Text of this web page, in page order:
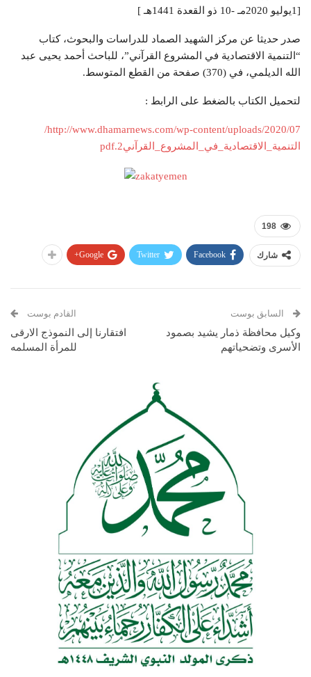
[1يوليو 2020مـ -10 ذو القعدة 1441هـ ]
صدر حديثا عن مركز الشهيد الصماد للدراسات والبحوث، كتاب
“التنمية الاقتصادية في المشروع القرآني”، للباحث أحمد يحيى عبد
الله الديلمي، في (370) صفحة من القطع المتوسط.
لتحميل الكتاب بالضغط على الرابط :
http://www.dhamarnews.com/wp-content/uploads/2020/07/
التنمية_الاقتصادية_في_المشروع_القرآني2.pdf
198
شارك Facebook
Twitter
Google+
السابق بوست
وكيل محافظة ذمار يشيد بصمود
الأسرى وتضحياتهم
القادم بوست
افتقارنا إلى النموذج الارقى
للمرأة المسلمه